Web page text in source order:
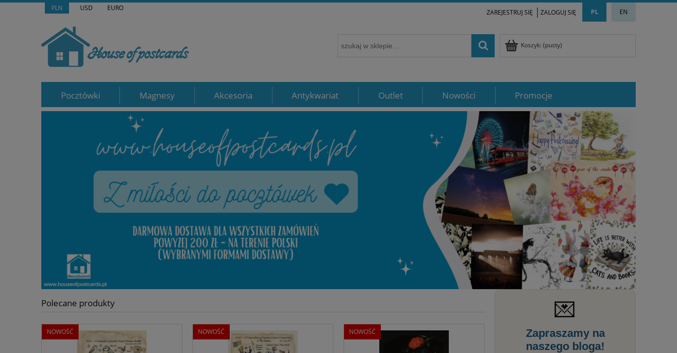
PLN USD EURO PL EN
ZAREJESTRUJ SIĘ ZALOGUJ SIĘ
Koszyk: (pusty)
Pocztówki Magnesy Akcesoria Antykwariat Outlet Nowości Promocje
Polecane produkty
NOWOŚĆ NOWOŚĆ NOWOŚĆ
💌
Zapraszamy na
naszego bloga!